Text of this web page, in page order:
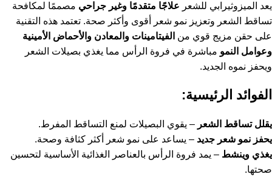
يعد الميزوثيرابي للشعر علاجًا متقدمًا وغير جراحي مصممًا لمكافحة
تساقط الشعر وتعزيز نمو شعر أقوى وأكثر صحة. تعتمد هذه التقنية
على حقن مزيج قوي من الفيتامينات والمعادن والأحماض الأمينية
وعوامل النمو مباشرة في فروة الرأس مما يغذي بصيلات الشعر
ويحفز نموه الجديد.
الفوائد الرئيسية:
يقلل تساقط الشعر – يقوي البصيلات لمنع التساقط المفرط.
يحفز نمو شعر جديد – يساعد على نمو شعر أكثر كثافة وصحة.
يغذي وينشط – يمد فروة الرأس بالعناصر الغذائية الأساسية لتحسين
صحتها.